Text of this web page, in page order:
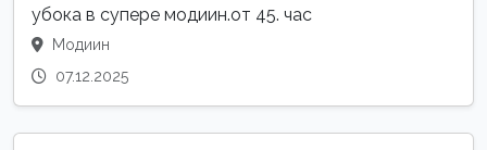
убока в супере модиин.от 45. час
Модиин
07.12.2025